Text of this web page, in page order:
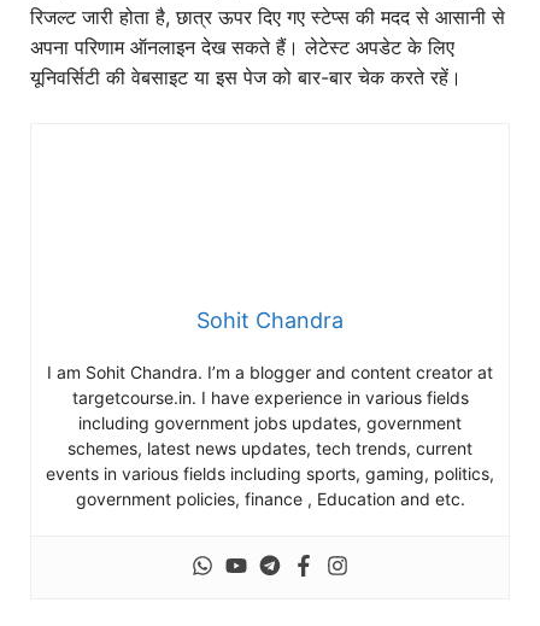
रिजल्ट जारी होता है, छात्र ऊपर दिए गए स्टेप्स की मदद से आसानी से
अपना परिणाम ऑनलाइन देख सकते हैं। लेटेस्ट अपडेट के लिए
यूनिवर्सिटी की वेबसाइट या इस पेज को बार-बार चेक करते रहें।
Sohit Chandra
I am Sohit Chandra. I’m a blogger and content creator at
targetcourse.in. I have experience in various fields
including government jobs updates, government
schemes, latest news updates, tech trends, current
events in various fields including sports, gaming, politics,
government policies, finance , Education and etc.